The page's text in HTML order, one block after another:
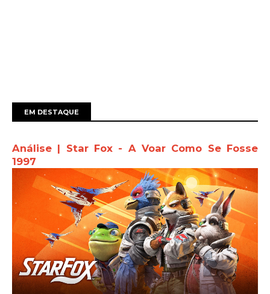
EM DESTAQUE
Análise | Star Fox - A Voar Como Se Fosse
1997